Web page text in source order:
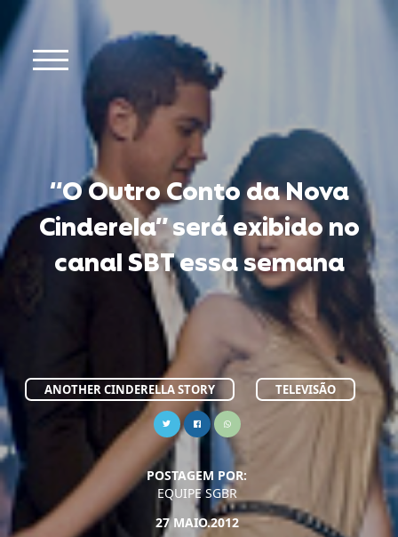
“O Outro Conto da Nova
Cinderela” será exibido no
canal SBT essa semana
ANOTHER CINDERELLA STORY TELEVISÃO
POSTAGEM POR:
EQUIPE SGBR
27 MAIO.2012